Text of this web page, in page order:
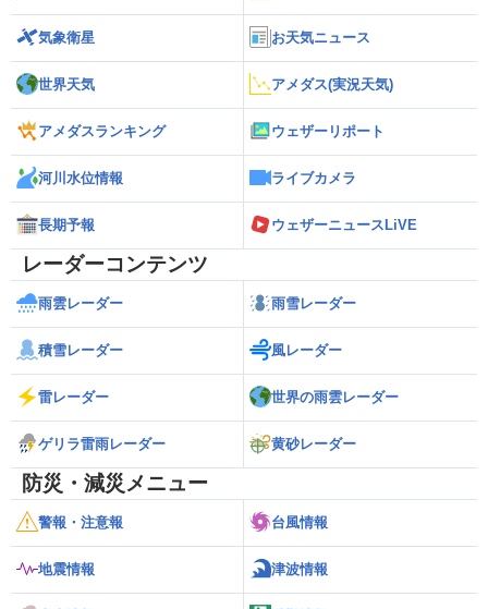
気象衛星 お天気ニュース
世界天気 アメダス(実況天気)
アメダスランキング ウェザーリポート
河川水位情報 ライブカメラ
長期予報 ウェザーニュースLiVE
レーダーコンテンツ
雨雲レーダー 雨雪レーダー
積雪レーダー 風レーダー
雷レーダー 世界の雨雲レーダー
ゲリラ雷雨レーダー 黄砂レーダー
防災・減災メニュー
警報・注意報 台風情報
地震情報 津波情報